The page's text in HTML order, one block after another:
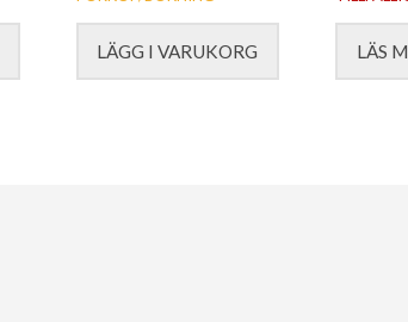
LÄGG I VARUKORG LÄS